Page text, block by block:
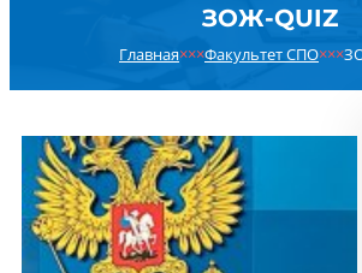
ДОПОБРАЗОВАНИЕ
НОВОСТИ
КОНТАКТЫ
РЕЗУЛЬТАТ ПОИСКА:
ЗОЖ-QUIZ
Главная×××Факультет СПО×××